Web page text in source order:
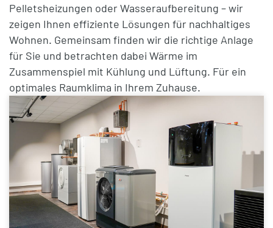
Pelletsheizungen oder Wasseraufbereitung – wir
zeigen Ihnen effiziente Lösungen für nachhaltiges
Wohnen. Gemeinsam finden wir die richtige Anlage
für Sie und betrachten dabei Wärme im
Zusammenspiel mit Kühlung und Lüftung. Für ein
optimales Raumklima in Ihrem Zuhause.